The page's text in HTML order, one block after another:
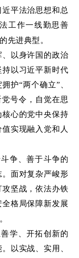
平法治思想和总
工作一线勤思善
先进典型。
以身许国的政治
以习近平新时代
护“两个确立”、
号令，自觉在思
心的党中央保持
实现融入党和人
争、善于斗争的
面对复杂严峻形
坚战，依法办铁
格局保障新发展
学、开拓创新的
以实战、实用、